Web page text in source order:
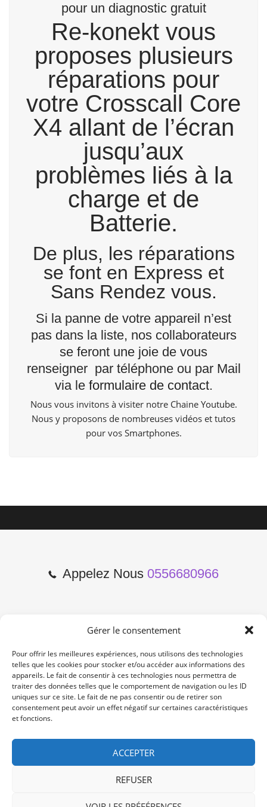
Gérer le consentement
Pour offrir les meilleures expériences, nous utilisons des technologies
telles que les cookies pour stocker et/ou accéder aux informations des
appareils. Le fait de consentir à ces technologies nous permettra de
traiter des données telles que le comportement de navigation ou les ID
uniques sur ce site. Le fait de ne pas consentir ou de retirer son
consentement peut avoir un effet négatif sur certaines caractéristiques
et fonctions.
ACCEPTER
REFUSER
pour un diagnostic gratuit
Re-konekt vous
proposes plusieurs
réparations pour
votre Crosscall Core
X4 allant de l’écran
jusqu’aux
problèmes liés à la
charge et de
Batterie.
De plus, les réparations
se font en Express et
Sans Rendez vous.
Si la panne de votre appareil n’est
pas dans la liste, nos collaborateurs
se feront une joie de vous
renseigner par téléphone ou par Mail
via le formulaire de contact.
Nous vous invitons à visiter notre Chaine Youtube.
Nous y proposons de nombreuses vidéos et tutos
pour vos Smartphones.
Appelez Nous 0556680966
2 Cours de l'Yser 33800
Bordeaux
Lun-Samedi: 10:00 -19:00
Non Stop
/ /